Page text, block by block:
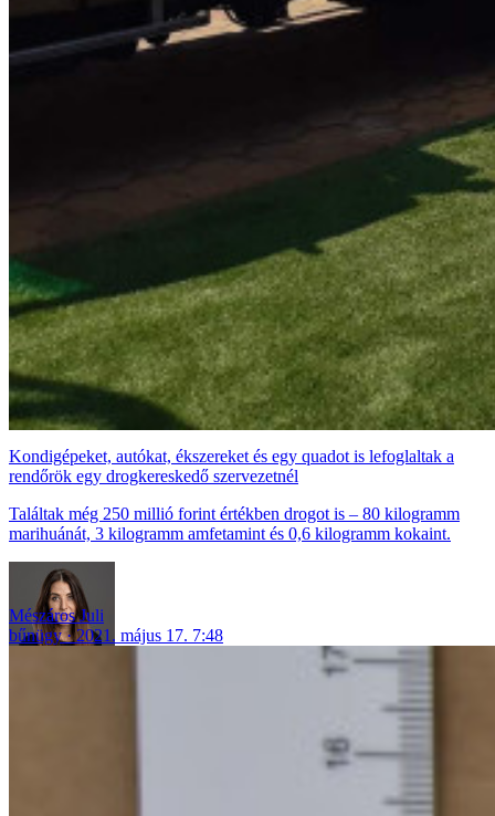
Kondigépeket, autókat, ékszereket és egy quadot is lefoglaltak a
rendőrök egy drogkereskedő szervezetnél
Találtak még 250 millió forint értékben drogot is – 80 kilogramm
marihuánát, 3 kilogramm amfetamint és 0,6 kilogramm kokaint.
Mészáros Juli
bűnügy
2021. május 17. 7:48